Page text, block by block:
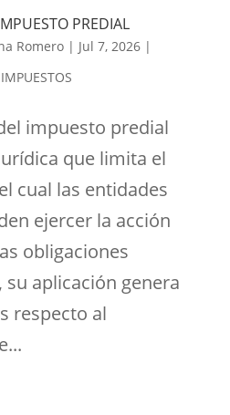
PREDIAL
Romero| Jul 7, 2026|
IMPUESTOS
impuesto predial
que limita el
cual las entidades
ejercer la acción
obligaciones
aplicación genera
respecto al